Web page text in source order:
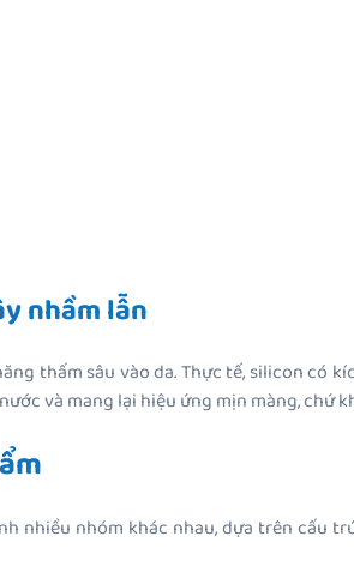
nhầm lẫn
thấm sâu vào da. Thực tế, silicon có
và mang lại hiệu ứng mịn màng,
nhiều nhóm khác nhau, dựa trên cấu